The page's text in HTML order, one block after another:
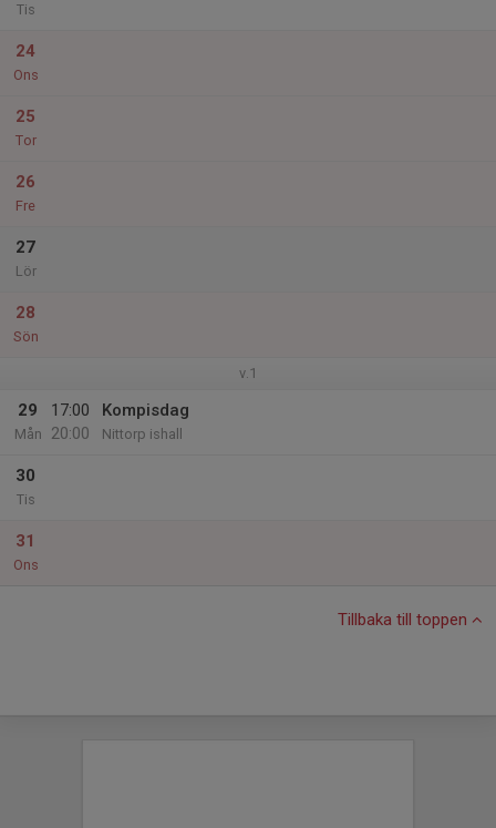
Tis
24
Ons
25
Tor
26
Fre
27
Lör
28
Sön
v.1
29
Mån
17:00
20:00
Kompisdag
Nittorp ishall
30
Tis
31
Ons
Tillbaka till toppen